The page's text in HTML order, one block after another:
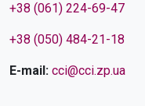
+38 (061) 224-69-47
+38 (050) 484-21-18
E-mail: cci@cci.zp.ua